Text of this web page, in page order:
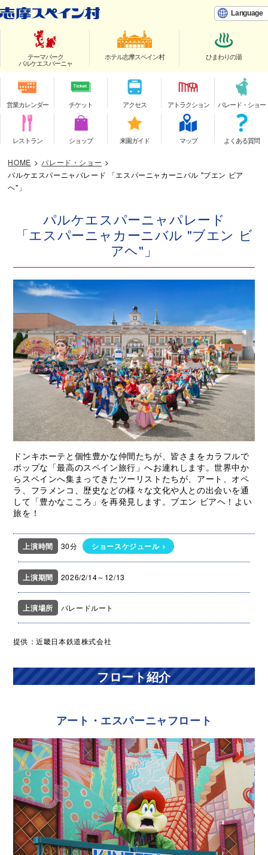
Language
テーマパーク
パルケエスパーニャ
ホテル志摩スペイン村 ひまわりの湯
営業カレンダー チケット アクセス アトラクション パレード・ショー
レストラン ショップ 来園ガイド マップ よくある質問
HOME > パレード・ショー >
パルケエスパーニャパレード 「エスパーニャカーニバル "ブエン ビア
ヘ"」
パルケエスパーニャパレード
「エスパーニャカーニバル "ブエン ビ
アヘ"」
ドンキホーテと個性豊かな仲間たちが、皆さまをカラフルで
ポップな「最高のスペイン旅行」へお連れします。世界中か
らスペインへ集まってきたツーリストたちが、アート、オペ
ラ、フラメンコ、歴史などの様々な文化や人との出会いを通
して「豊かなこころ」を再発見します。ブエン ビアヘ！よい
旅を！
上演時間 30分 ショースケジュール
上演期間 2026/2/14～12/13
上演場所 パレードルート
提供：近畿日本鉄道株式会社
フロート紹介
アート・エスパーニャフロート